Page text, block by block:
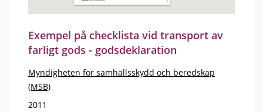
Exempel på checklista vid transport av
farligt gods - godsdeklaration
Myndigheten för samhällsskydd och beredskap
(MSB)
2011